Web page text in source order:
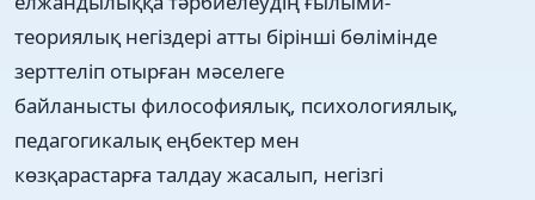
теориялық негіздері атты бірінші бөлімінде
зерттеліп отырған мәселеге
байланысты философиялық, психологиялық,
педагогикалық еңбектер мен
көзқарастарға талдау жасалып, негізгі